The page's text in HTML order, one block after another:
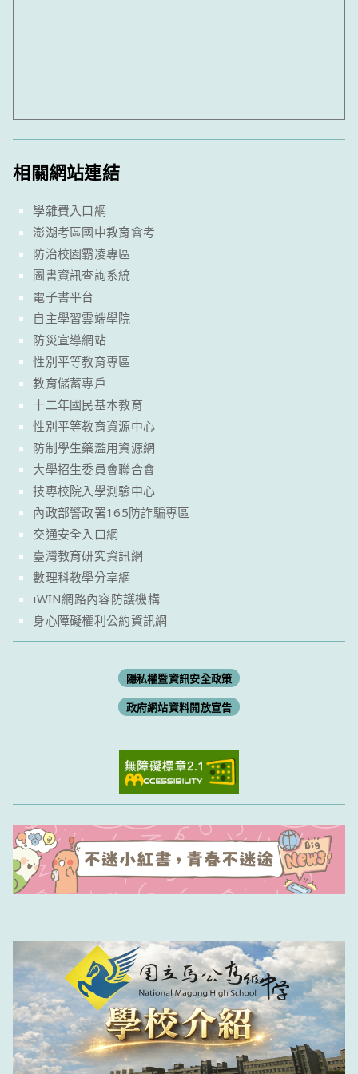
相關網站連結
學雜費入口網
澎湖考區國中教育會考
防治校園霸凌專區
圖書資訊查詢系統
電子書平台
自主學習雲端學院
防災宣導網站
性別平等教育專區
教育儲蓄專戶
十二年國民基本教育
性別平等教育資源中心
防制學生藥濫用資源網
大學招生委員會聯合會
技專校院入學測驗中心
內政部警政署165防詐騙專區
交通安全入口網
臺灣教育研究資訊網
數理科教學分享網
iWIN網路內容防護機構
身心障礙權利公約資訊網
隱私權暨資訊安全政策
政府網站資料開放宣告